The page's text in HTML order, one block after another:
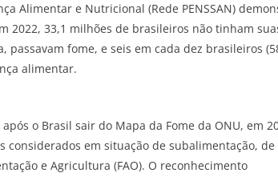
Alimentar e Nutricional (Rede PENSSAN)
2022, 33,1 milhões de brasileiros não tinham
fome, e seis em cada dez brasileiros
alimentar.
o Brasil sair do Mapa da Fome da ONU, em
em situação de subalimentação, de
e Agricultura (FAO). O reconhecimento